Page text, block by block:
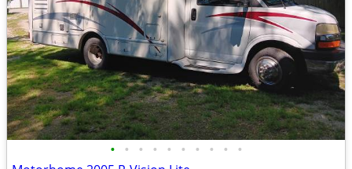
• • • • • • • • • •